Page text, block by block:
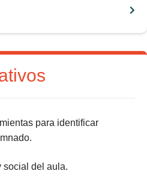
para identificar
social del aula.